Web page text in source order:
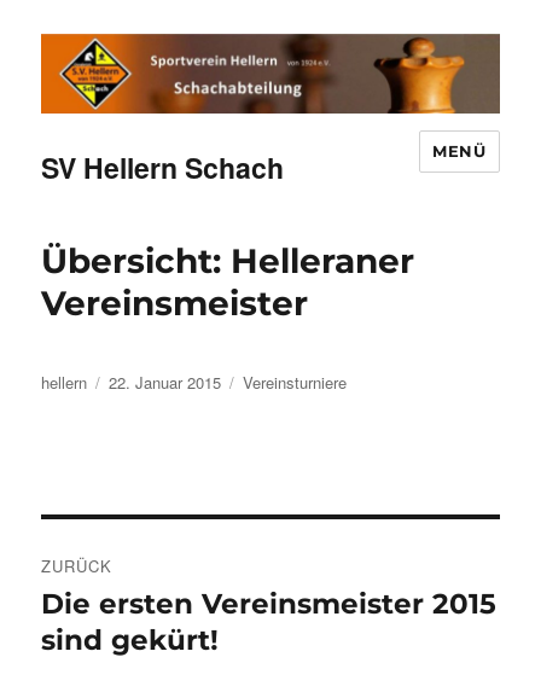
SV Hellern Schach MENÜ
Übersicht: Helleraner
Vereinsmeister
Autor
hellern Veröffentlicht
am
22. Januar 2015 Kategorien
Vereinsturniere
ZURÜCK
Vorheriger
Beitrag:
Die ersten Vereinsmeister 2015
sind gekürt!